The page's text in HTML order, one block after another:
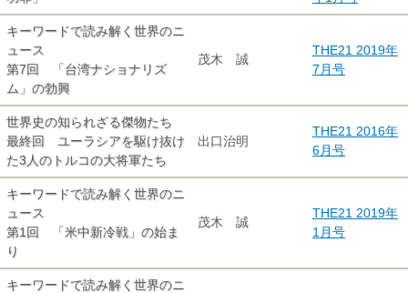
キーワードで読み解く世界のニ
ュース
第7回 「台湾ナショナリズ
ム」の勃興
茂木 誠
THE21 2019年
7月号
世界史の知られざる傑物たち
最終回 ユーラシアを駆け抜け
た3人のトルコの大将軍たち
出口治明
THE21 2016年
6月号
キーワードで読み解く世界のニ
ュース
第1回 「米中新冷戦」の始ま
り
茂木 誠
THE21 2019年
1月号
キーワードで読み解く世界のニ